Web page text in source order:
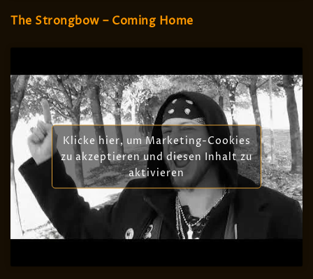
The Strongbow – Coming Home
Klicke hier, um Marketing-Cookies
zu akzeptieren und diesen Inhalt zu
aktivieren